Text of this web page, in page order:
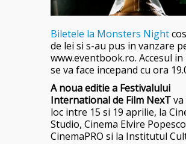
Biletele la Monsters Night
de lei si s-au pus in vanzare
www.eventbook.ro. Accesul in
se va face incepand cu ora
A noua editie a Festivalului
International de Film NexTva
loc intre 15 si 19 aprilie, la
Studio, Cinema Elvire
CinemaPRO si la Institutul